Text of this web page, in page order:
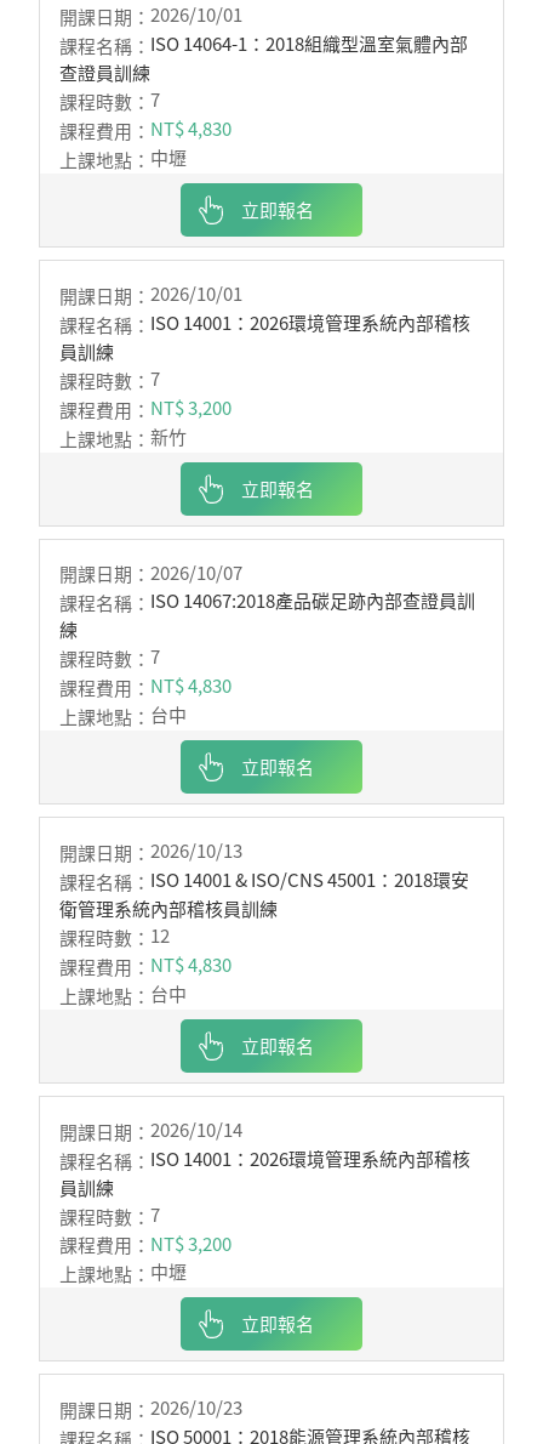
2026/10/01
ISO 14064-1：2018組織型溫室氣體內部
查證員訓練
7
NT$ 4,830
中壢
立即報名
2026/10/01
ISO 14001：2026環境管理系統內部稽核
員訓練
7
NT$ 3,200
新竹
立即報名
2026/10/07
ISO 14067:2018產品碳足跡內部查證員訓
練
7
NT$ 4,830
台中
立即報名
2026/10/13
ISO 14001 & ISO/CNS 45001：2018環安
衛管理系統內部稽核員訓練
12
NT$ 4,830
台中
立即報名
2026/10/14
ISO 14001：2026環境管理系統內部稽核
員訓練
7
NT$ 3,200
中壢
立即報名
2026/10/23
ISO 50001：2018能源管理系統內部稽核